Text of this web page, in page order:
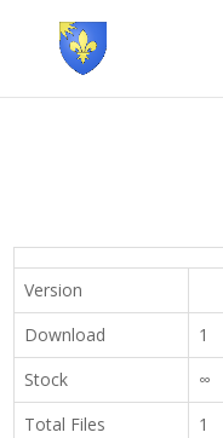
Version
Download
1
Stock
∞
Total Files
1